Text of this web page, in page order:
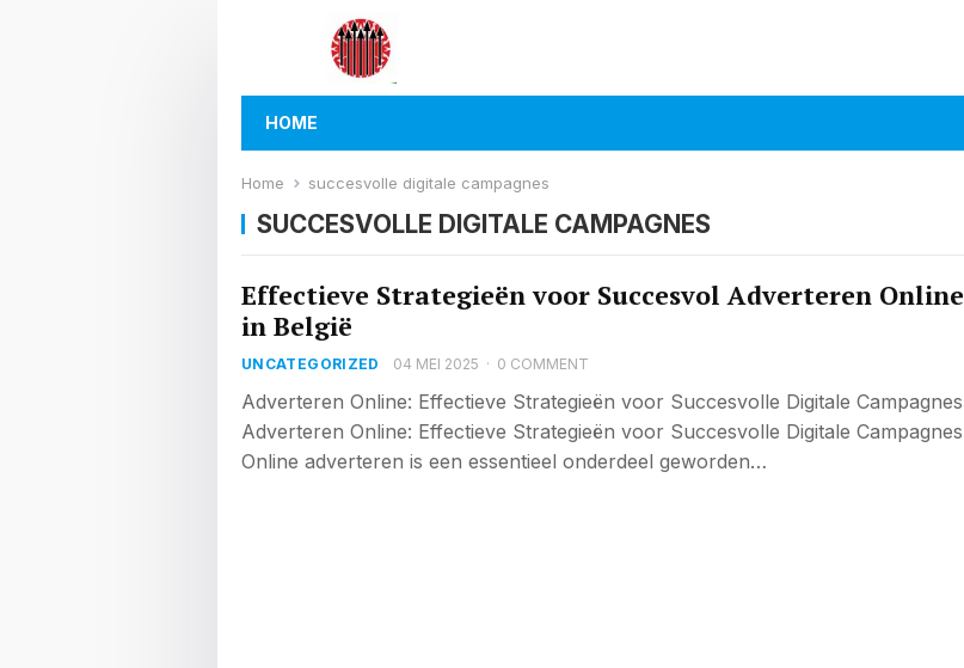
HOME
Home succesvolle digitale campagnes
SUCCESVOLLE DIGITALE CAMPAGNES
Effectieve Strategieën voor Succesvol Adverteren Online
in België
UNCATEGORIZED 04 MEI 2025 · 0 COMMENT
Adverteren Online: Effectieve Strategieën voor Succesvolle Digitale Campagnes
Adverteren Online: Effectieve Strategieën voor Succesvolle Digitale Campagnes
Online adverteren is een essentieel onderdeel geworden…